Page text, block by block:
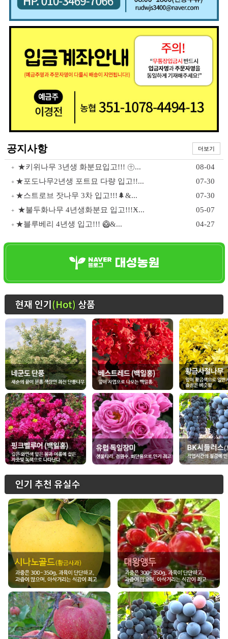
+ ★키위나무 3년생 화분묘입고!!! ㊉... 08-04
07-30
★스트로브 잣나무 3차 입고!!!🌲&... 07-30
★불두화나무 4년생화분묘 입고!!!Ӿ... 05-07
★블루베리 4년생 입고!!! 🥝&... 04-27